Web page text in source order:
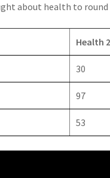
about health to
Health 2
30
97
53